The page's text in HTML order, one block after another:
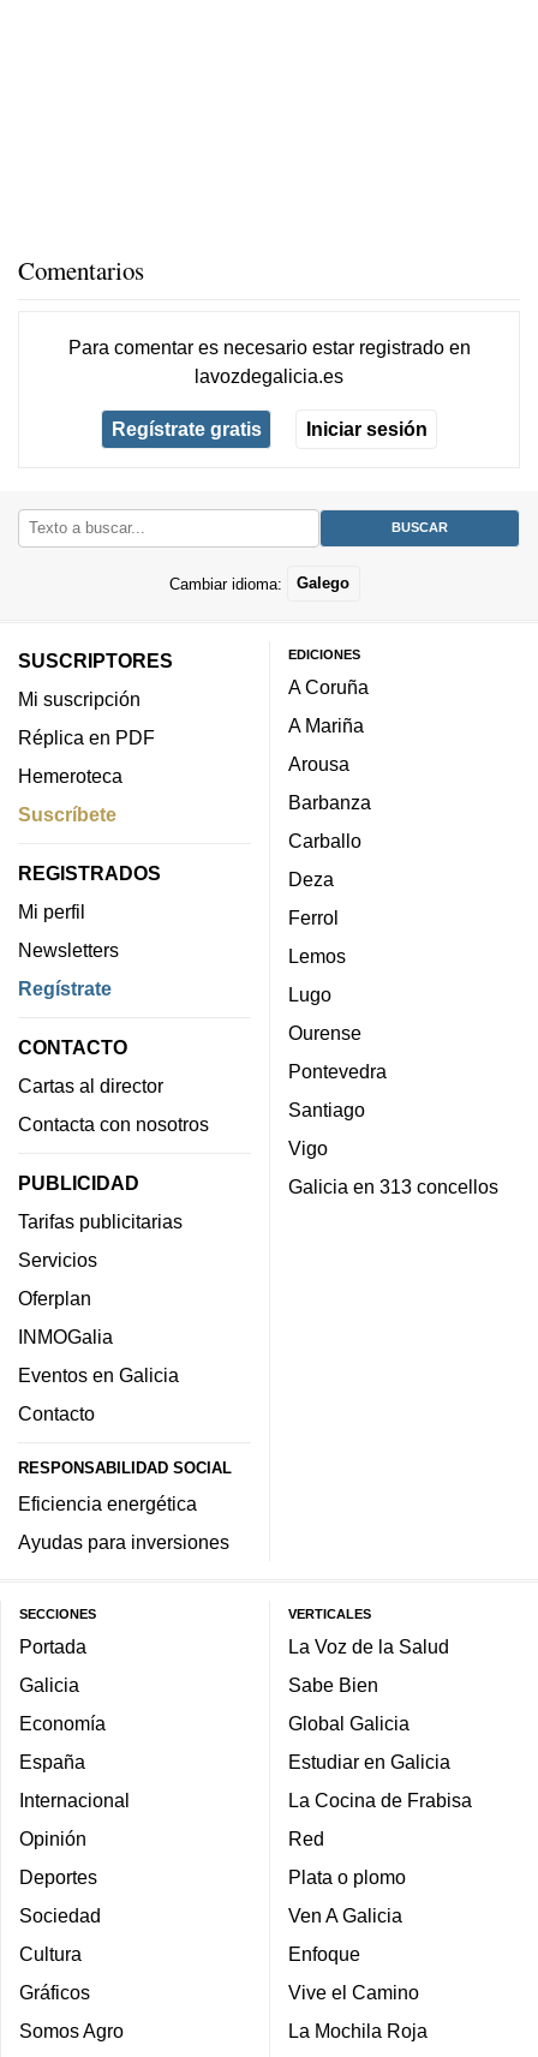
Comentarios
Para comentar es necesario estar registradoen
lavozdegalicia.es
Regístrate gratis Iniciar sesión
Cambiar idioma: Galego
SUSCRIPTORES
Mi suscripción
Réplica en PDF
Hemeroteca
Suscríbete
REGISTRADOS
Mi perfil
Newsletters
Regístrate
CONTACTO
Cartas al director
Contacta con nosotros
PUBLICIDAD
Tarifas publicitarias
Servicios
Oferplan
INMOGalia
Eventos en Galicia
Contacto
RESPONSABILIDAD SOCIAL
Eficiencia energética
Ayudas para inversiones
EDICIONES
A Coruña
A Mariña
Arousa
Barbanza
Carballo
Deza
Ferrol
Lemos
Lugo
Ourense
Pontevedra
Santiago
Vigo
Galicia en 313 concellos
SECCIONES
Portada
Galicia
Economía
España
Internacional
Opinión
Deportes
Sociedad
Cultura
Gráficos
Somos Agro
VERTICALES
La Voz de la Salud
Sabe Bien
Global Galicia
Estudiar en Galicia
La Cocina de Frabisa
Red
Plata o plomo
Ven A Galicia
Enfoque
Vive el Camino
La Mochila Roja